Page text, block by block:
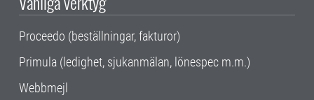
Proceedo (beställningar, fakturor)
Primula (ledighet, sjukanmälan, lönespec m.m.)
Webbmejl